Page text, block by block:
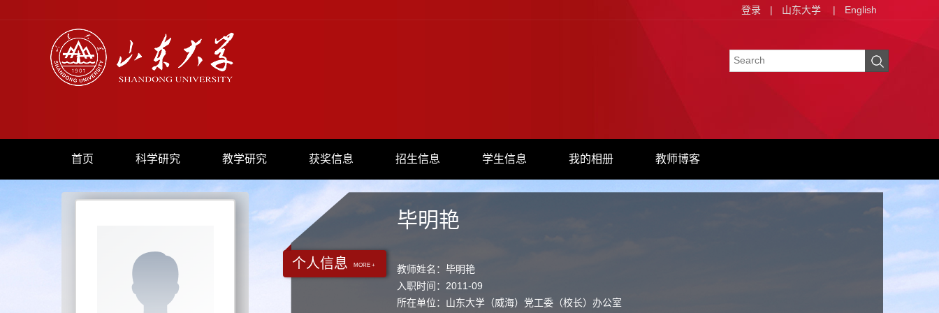
登录 | 山东大学 | English
首页 科学研究 教学研究 获奖信息 招生信息 学生信息 我的相册 教师博客
个人信息 MORE +
毕明艳
教师姓名：毕明艳
入职时间：2011-09
所在单位：山东大学（威海）党工委（校长）办公室